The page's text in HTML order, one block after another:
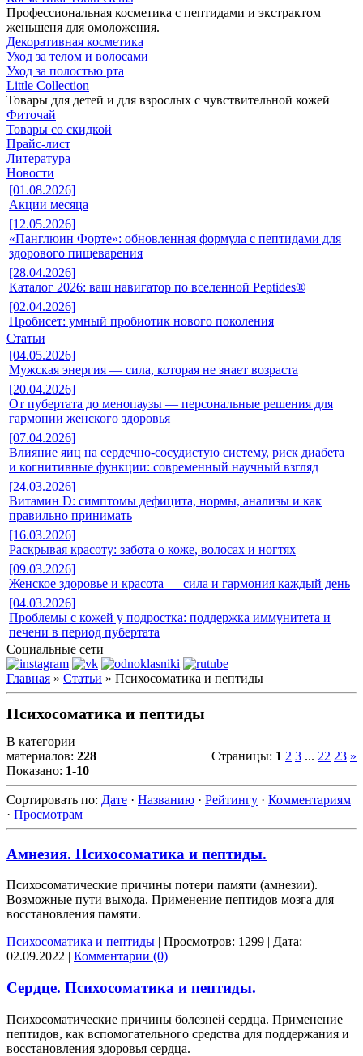
Профессиональная косметика с пептидами и экстрактом
женьшеня для омоложения.
Декоративная косметика
Уход за телом и волосами
Уход за полостью рта
Little Collection
Товары для детей и для взрослых с чувствительной кожей
Фиточай
Товары со скидкой
Прайс-лист
Литература
Новости
[01.08.2026]
Акции месяца
[12.05.2026]
«Панглюин Форте»: обновленная формула с пептидами для
здорового пищеварения
[28.04.2026]
Каталог 2026: ваш навигатор по вселенной Peptides®
[02.04.2026]
Пробисет: умный пробиотик нового поколения
Статьи
[04.05.2026]
Мужская энергия — сила, которая не знает возраста
[20.04.2026]
От пубертата до менопаузы — персональные решения для
гармонии женского здоровья
[07.04.2026]
Влияние яиц на сердечно-сосудистую систему, риск диабета
и когнитивные функции: современный научный взгляд
[24.03.2026]
Витамин D: симптомы дефицита, нормы, анализы и как
правильно принимать
[16.03.2026]
Раскрывая красоту: забота о коже, волосах и ногтях
[09.03.2026]
Женское здоровье и красота — сила и гармония каждый день
[04.03.2026]
Проблемы с кожей у подростка: поддержка иммунитета и
печени в период пубертата
Социальные сети
Главная » Статьи » Психосоматика и пептиды
Психосоматика и пептиды
В категории
материалов: 228
Показано: 1-10
Страницы: 1 2 3 ... 22 23 »
Сортировать по: Дате · Названию · Рейтингу · Комментариям
· Просмотрам
Амнезия. Психосоматика и пептиды.
Психосоматические причины потери памяти (амнезии).
Возможные пути выхода. Применение пептидов мозга для
восстановления памяти.
Психосоматика и пептиды | Просмотров: 1299 | Дата:
02.09.2022 | Комментарии (0)
Сердце. Психосоматика и пептиды.
Психосоматические причины болезней сердца. Применение
пептидов, как вспомогательного средства для поддержания и
восстановления здоровья сердца.